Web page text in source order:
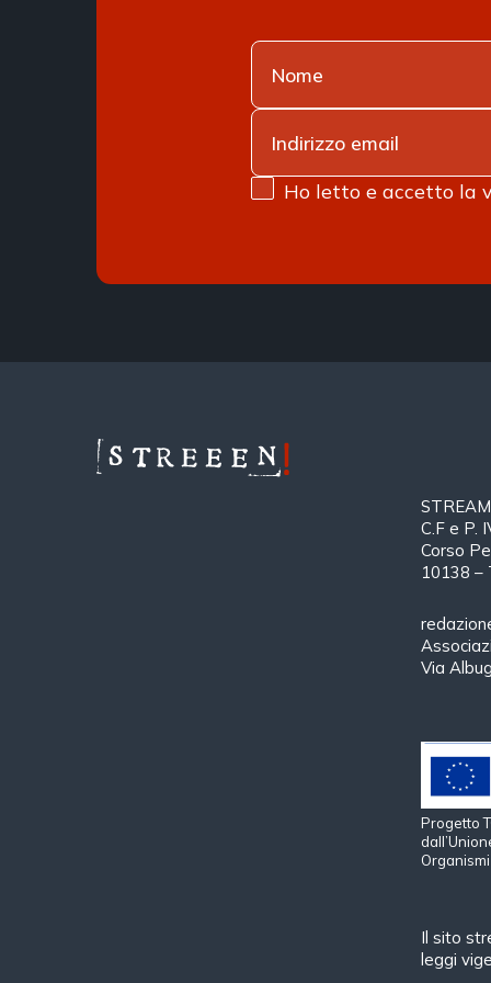
Ho letto e accetto la
C.F e P.
Corso
10138 –
Via
Progetto
Il sito
leggi